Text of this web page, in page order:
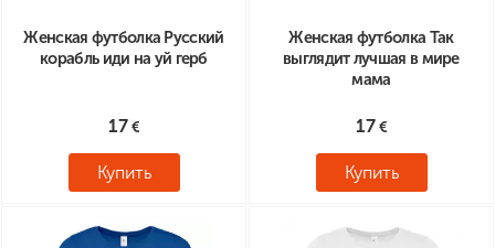
Женская футболка Русский
корабль иди на уй герб
17
Купить
Женская футболка Так
выглядит лучшая в мире
мама
17
Купить